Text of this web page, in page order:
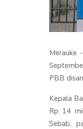
Merauke
PBB
Kepala
Rp 14
Sebab,